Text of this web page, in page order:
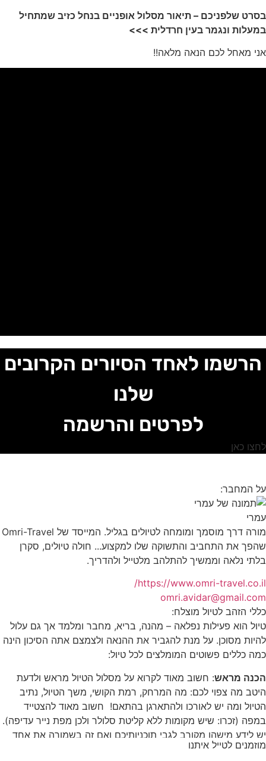
בסרט שלפניכם – תיאור מסלול אופניים בנחל כזיב שמתחיל
במעלות ונגמר בעין חרדלית >>>
אני מאחל לכם הנאה מלאה!!
הרשמו לאחד הסיורים הקרובים
שלנו
לפרטים והרשמה
לחצו כאן
על המחבר:
עמרי
מורה דרך מוסמך ומומחה לטיולים בגליל. המייסד של Omri-Travel
שהפך את התחביב והתשוקה שלו למקצוע... חולה טיולים, סקרן
בלתי נלאה וממשיך להתלהב מלטייל ולהדריך.
https://www.omri-travel.co.il/
omri.avidar@gmail.com
כללי הזהב לטיול מוצלח:
טיול הוא פעילות נפלאה – מהנה, בריא, מחבר ומלמד אך גם עלול
להיות מסוכן. על מנת להגביר את ההנאה ולצמצם אתה הסיכון הינה
כמה כללים פשוטים המומלצים לכל טיול:
הכנה מראש: חשוב מאוד לקרוא על מסלול הטיול מראש ולדעת
היטב מה צפוי לכם: מה המרחק, רמת הקושי, משך הטיול, נתיב
הטיול ומה יש לאורכו ולהתארגן בהתאם! חשוב מאוד להצטייד
במפה (זכרו: שיש מקומות ללא קליטת סלולר ולכן מפת נייר עדיפה).
יש לידע מישהו מקורב לגבי תוכניותיכם ואם זה בשמורה את אחד
מאנשי הצוות.
מוזמנים לטייל איתנו